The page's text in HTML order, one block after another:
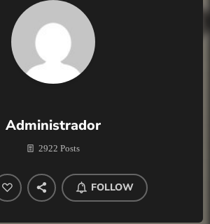
Administrador
2922 Posts
FOLLOW